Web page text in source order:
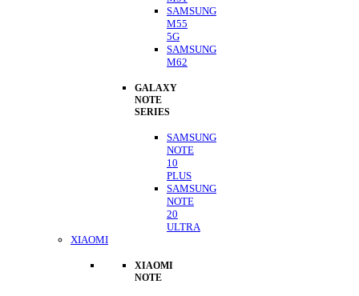
SAMSUNG
M55
5G
SAMSUNG
M62
GALAXY
NOTE
SERIES
SAMSUNG
NOTE
10
PLUS
SAMSUNG
NOTE
20
ULTRA
XIAOMI
XIAOMI
NOTE